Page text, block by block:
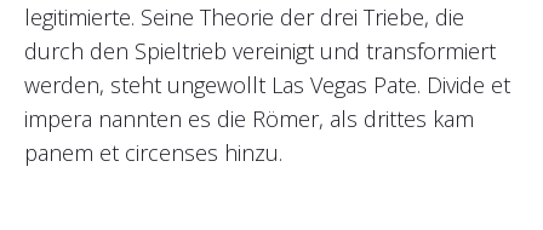
legitimierte. Seine Theorie der drei Triebe, die
durch den Spieltrieb vereinigt und transformiert
werden, steht ungewollt Las Vegas Pate. Divide et
impera nannten es die Römer, als drittes kam
panem et circenses hinzu.